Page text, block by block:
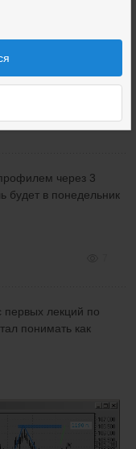
7
через 3
будет в понедельник
первых лекций по
понимать как